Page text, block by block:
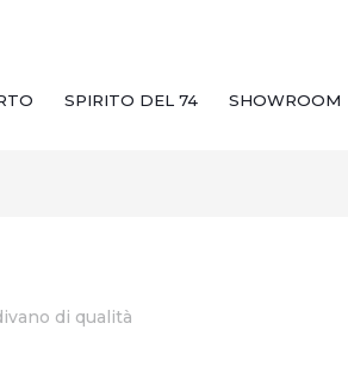
SPIRITO DEL 74 SHOWROOM
di qualità